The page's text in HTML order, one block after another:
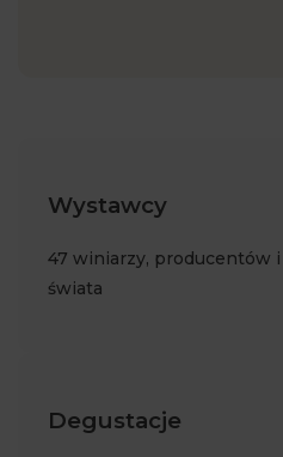
Wystawcy
47 winiarzy, producentów i
świata
Degustacje